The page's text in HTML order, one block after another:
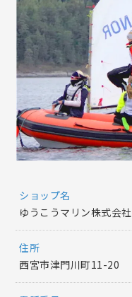
ショップ名
ゆうこうマリン株式会社
住所
西宮市津門川町11-20